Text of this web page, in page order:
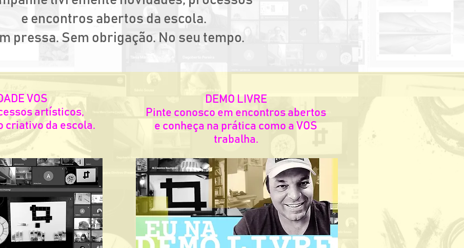
e encontros abertos da escola.
pressa. Sem obrigação. No seu tempo.
VOS
artísticos,
criativo da escola.
DEMO LIVRE
Pinte conosco em encontros abertos
e conheça na prática como a VOS
trabalha.